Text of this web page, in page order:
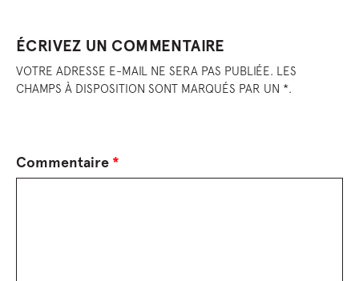
ÉCRIVEZ UN COMMENTAIRE
VOTRE ADRESSE E-MAIL NE SERA PAS PUBLIÉE. LES
CHAMPS À DISPOSITION SONT MARQUÉS PAR UN *.
Commentaire *